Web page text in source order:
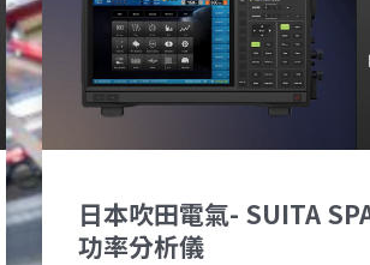
日本吹田電氣- SUITA
功率分析儀